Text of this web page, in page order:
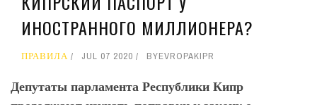
ИНОСТРАННОГО МИЛЛИОНЕРА?
ПРАВИЛА JUL 07 2020 BYEVROPAKIPR
Депутаты парламента Республики Кипр